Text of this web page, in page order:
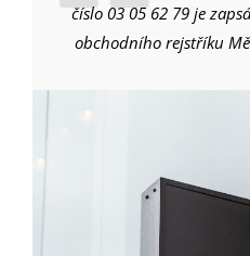
číslo 03 05 62 79 je
obchodního rejstříku